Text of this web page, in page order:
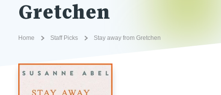
Gretchen
Home Staff Picks Stay away from Gretchen